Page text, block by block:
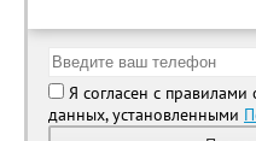
Я согласен с
данных, установленными